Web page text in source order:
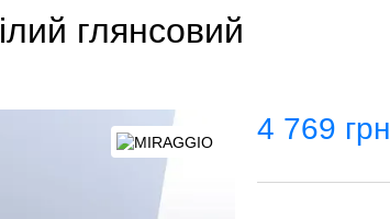
глянсoвий
4 769 грн